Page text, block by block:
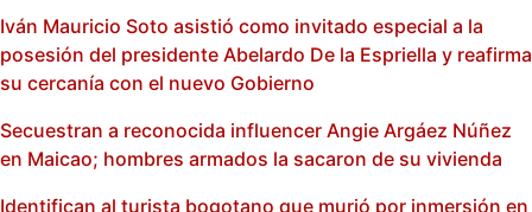
Iván Mauricio Soto asistió como invitado especial a la
posesión del presidente Abelardo De la Espriella y reafirma
su cercanía con el nuevo Gobierno
Secuestran a reconocida influencer Angie Argáez Núñez
en Maicao; hombres armados la sacaron de su vivienda
Identifican al turista bogotano que murió por inmersión en